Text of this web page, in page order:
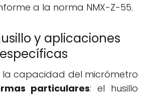
a la norma NMX-Z-55.
y aplicaciones
específicas
la capacidad del micrómetro
particulares: el husillo